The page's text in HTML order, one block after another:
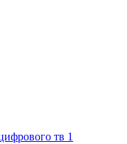
тв 1